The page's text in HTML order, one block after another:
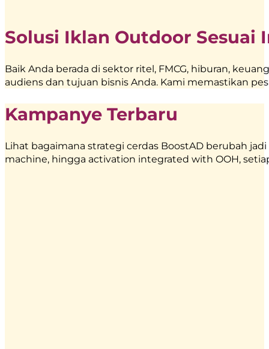
Solusi Iklan Outdoor Sesuai
Baik Anda berada di sektor ritel, FMCG, hiburan,
audiens dan tujuan bisnis Anda. Kami memastikan
Kampanye Terbaru
Lihat bagaimana strategi cerdas BoostAD berubah
machine, hingga activation integrated with OOH,